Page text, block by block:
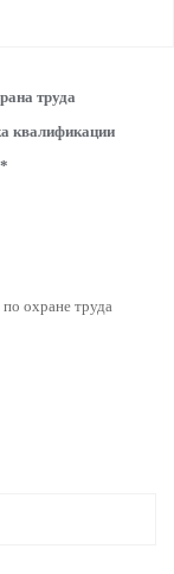
труда
квалификации
*
охране труда